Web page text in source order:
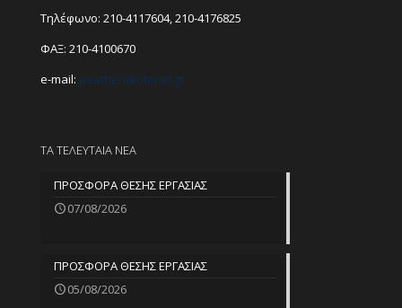
Τηλέφωνο: 210-4117604,210-4176825
ΦΑΞ: 210-4100670
e-mail: peathen@otenet.gr
ΤΑ ΤΕΛΕΥΤΑΙΑ ΝΕΑ
ΠΡΟΣΦΟΡΑ ΘΕΣΗΣ ΕΡΓΑΣΙΑΣ
07/08/2026
ΠΡΟΣΦΟΡΑ ΘΕΣΗΣ ΕΡΓΑΣΙΑΣ
05/08/2026